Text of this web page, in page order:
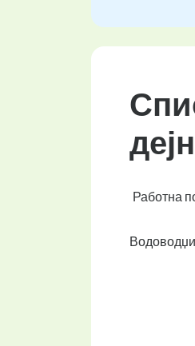
Работна